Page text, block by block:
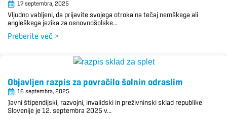
17 septembra, 2025
Vljudno vabljeni, da prijavite svojega otroka na tečaj nemškega ali
angleškega jezika za osnovnošolske...
Preberite več >
Objavljen razpis za povračilo šolnin odraslim
16 septembra, 2025
Javni štipendijski, razvojni, invalidski in preživninski sklad republike
Slovenije je 12. septembra 2025 v...